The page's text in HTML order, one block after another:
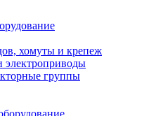
хомуты и крепеж
электроприводы
группы